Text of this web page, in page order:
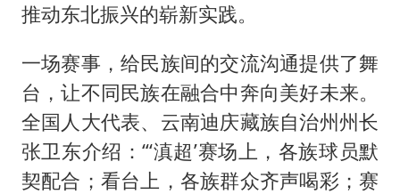
推动东北振兴的崭新实践。
一场赛事，给民族间的交流沟通提供了舞
台，让不同民族在融合中奔向美好未来。
全国人大代表、云南迪庆藏族自治州州长
张卫东介绍：“‘滇超’赛场上，各族球员默
契配合；看台上，各族群众齐声喝彩；赛